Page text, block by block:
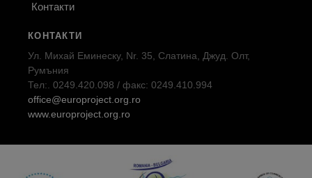
Контакти
КОНТАКТИ
Ул. Михай Еминеску, Nr. 35, Слатина, Джуд. Олт,
Румъния
Тел:. 0249.420.098 / факс: 0249.410.994
office@europroject.org.ro
www.europroject.org.ro